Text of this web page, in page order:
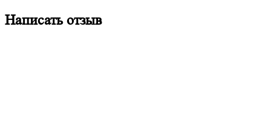
Написать отзыв